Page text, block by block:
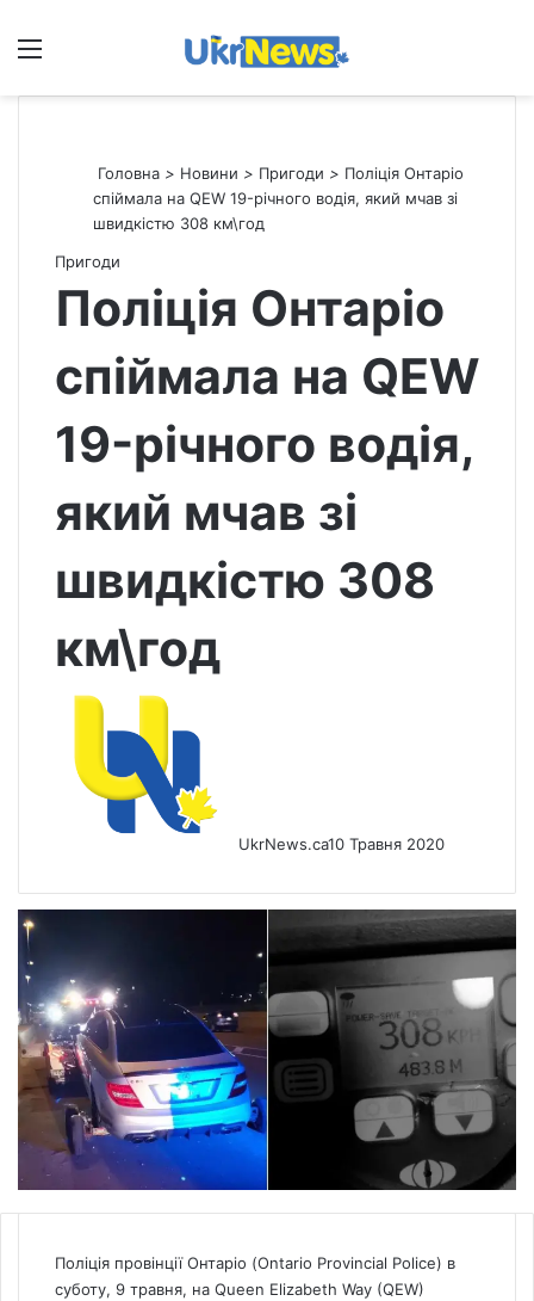
Меню
Головна > Новини > Пригоди > Поліція Онтаріо
спіймала на QEW 19-річного водія, який мчав зі
швидкістю 308 км\год
Пригоди
Поліція Онтаріо
спіймала на QEW
19-річного водія,
який мчав зі
швидкістю 308
км\год
UkrNews.ca10 Травня 2020
Поліція провінції Онтаріо (Ontario Provincial Police) в
суботу, 9 травня, на Queen Elizabeth Way (QEW)